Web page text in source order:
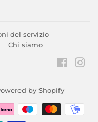
del servizio
Chi siamo
by Shopify